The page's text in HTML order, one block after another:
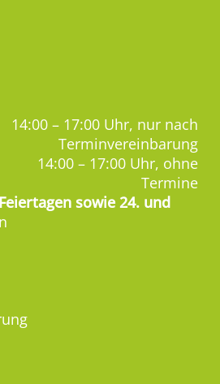
14:00 – 17:00 Uhr, nur nach
Terminvereinbarung
14:00 – 17:00 Uhr, ohne
Termine
Feiertagen sowie 24. und